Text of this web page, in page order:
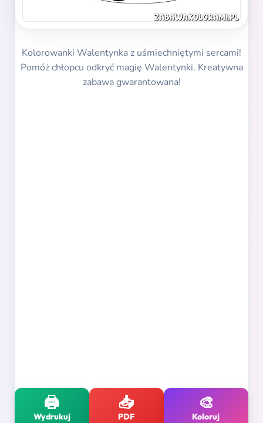
Kolorowanki Walentynka z uśmiechniętymi sercami!
Pomóż chłopcu odkryć magię Walentynki. Kreatywna
zabawa gwarantowana!
🖨️
Wydrukuj
📥
PDF
🎨
Koloruj